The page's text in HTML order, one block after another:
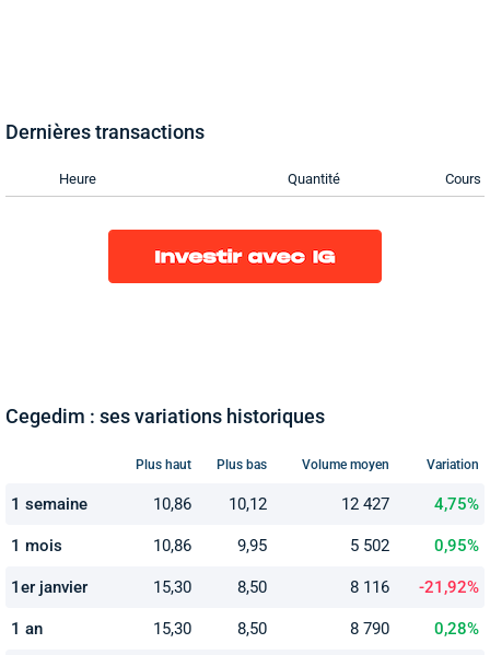
Dernières transactions
Heure Quantité Cours
Cegedim : ses variations historiques
Plus haut Plus bas Volume moyen Variation
1 semaine 10,86 10,12 12 427 4,75%
1 mois 10,86 9,95 5 502 0,95%
1er janvier 15,30 8,50 8 116 -21,92%
1 an 15,30 8,50 8 790 0,28%